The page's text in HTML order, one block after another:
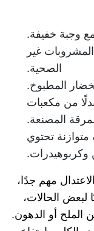
وجبة خفيفة.
غير
الصحية.
المطبوخ.
من مكعبات
المصنعة.
متوازنة تحتوي
وكربوهيدرات.
مهم جدًا،
لبعض الحالات،
الملح أو الدهون.